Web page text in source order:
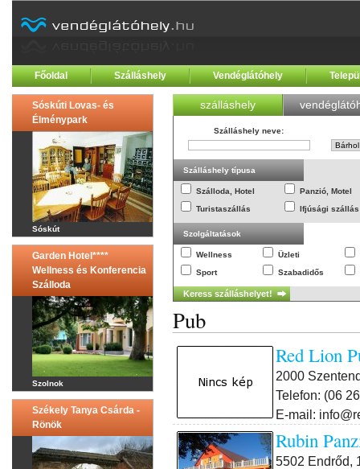
Főoldal Szálláshely Vendéglátóhely
Sóskúti Lovas- és
Élménypark
Sóskút
Garden Hotel****
Wellness és Konferencia
Szálloda
Szolnok
Székely Tanya Csárda -
Rönök
szálláshely
Szálláshely neve:
Szálláshely típusa
Szálloda, Hotel
Panzió, Motel
Turistaszállás
Ifjúsági szállás
Szolgáltatások
Wellness
Üzleti
Sport
Szabadidős
Pub
Red Lion
2000
Telefon: (06
E-mail:
Rubin
5502 Endrőd,